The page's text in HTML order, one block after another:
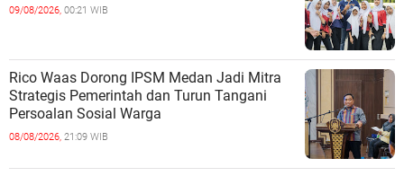
09/08/2026, 00:21 WIB
Rico Waas Dorong IPSM Medan Jadi Mitra
Strategis Pemerintah dan Turun Tangani
Persoalan Sosial Warga
08/08/2026, 21:09 WIB